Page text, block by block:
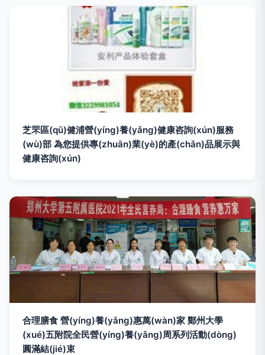
芝罘區(qū)健浦營(yíng)養(yǎng)健康咨詢(xún)服務
(wù)部 為您提供專(zhuān)業(yè)的產(chǎn)品展示與
健康咨詢(xún)
合理膳食 營(yíng)養(yǎng)惠萬(wàn)家 鄭州大學
(xué)五附院全民營(yíng)養(yǎng)周系列活動(dòng)
圓滿結(jié)束